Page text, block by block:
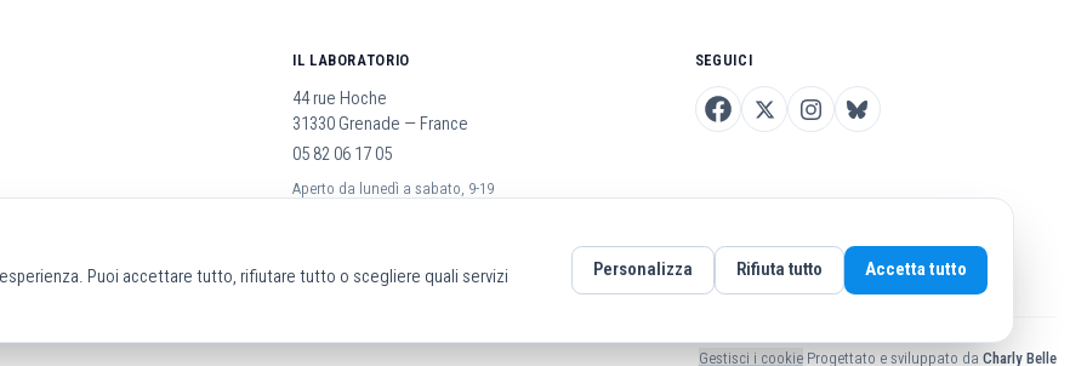
IL LABORATORIO
44 rue Hoche
31330 Grenade — France
05 82 06 17 05
Aperto da lunedì a sabato, 9-19
SEGUICI
Gestisci i cookie·Progettato e sviluppato da Charly Belle
Puoi accettare tutto, rifiutare tutto o scegliere quali servizi Personalizza Rifiuta tutto Accetta tutto